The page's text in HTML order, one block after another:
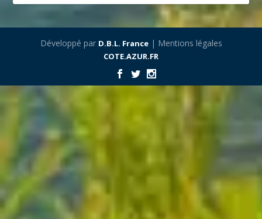
Développé par D.B.L. France| Mentions légales
COTE.AZUR.FR